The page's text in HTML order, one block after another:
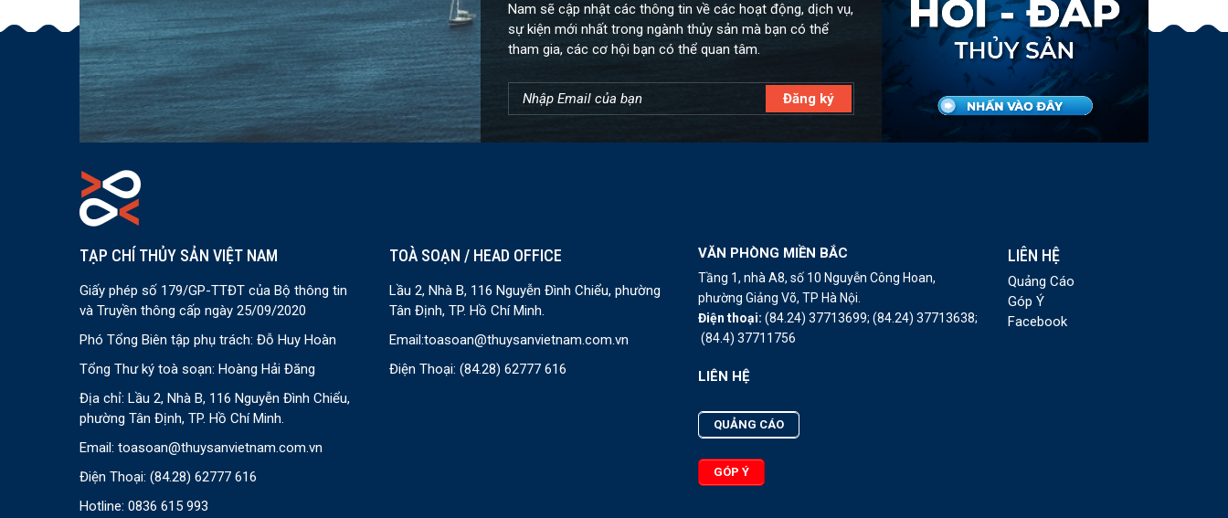
Nam sẽ cập nhật các thông tin về các hoạt động, dịch vụ,
sự kiện mới nhất trong ngành thủy sản mà bạn có thể
tham gia, các cơ hội bạn có thể quan tâm.
TẠP CHÍ THỦY SẢN VIỆT NAM
Giấy phép số 179/GP-TTĐT của Bộ thông tin
và Truyền thông cấp ngày 25/09/2020
Phó Tổng Biên tập phụ trách: Đỗ Huy Hoàn
Tổng Thư ký toà soạn: Hoàng Hải Đăng
Địa chỉ: Lầu 2, Nhà B, 116 Nguyễn Đình Chiểu,
phường Tân Định, TP. Hồ Chí Minh.
Email: toasoan@thuysanvietnam.com.vn
Điện Thoại: (84.28) 62777 616
Hotline: 0836 615 993
TOÀ SOẠN / HEAD OFFICE
Lầu 2, Nhà B, 116 Nguyễn Đình Chiểu, phường
Tân Định, TP. Hồ Chí Minh.
Email:toasoan@thuysanvietnam.com.vn
Điện Thoại: (84.28) 62777 616
VĂN PHÒNG MIỀN BẮC
Tầng 1, nhà A8, số 10 Nguyễn Công Hoan,
phường Giảng Võ, TP Hà Nội.
Điện thoại:(84.24) 37713699;(84.24) 37713638;
(84.4) 37711756
LIÊN HỆ
QUẢNG CÁO
GÓP Ý
LIÊN HỆ
Quảng Cáo
Góp Ý
Facebook